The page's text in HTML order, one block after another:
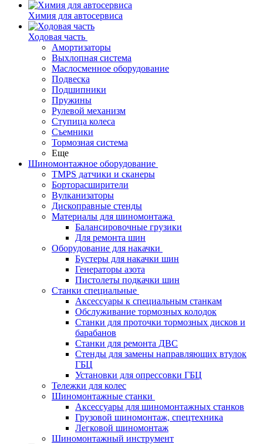
Химия для автосервиса
Ходовая часть
Амортизаторы
Выхлопная система
Маслосменное оборудование
Подвеска
Подшипники
Пружины
Рулевой механизм
Ступица колеса
Съемники
Тормозная система
Еще
Шиномонтажное оборудование
TMPS датчики и сканеры
Борторасширители
Вулканизаторы
Дископравные стенды
Материалы для шиномонтажа
Балансировочные грузики
Для ремонта шин
Оборудование для накачки
Бустеры для накачки шин
Генераторы азота
Пистолеты подкачки шин
Станки специальные
Аксессуары к специальным станкам
Обслуживание тормозных колодок
Станки для проточки тормозных дисков и
барабанов
Станки для ремонта ДВС
Стенды для замены направляющих втулок
ГБЦ
Установки для опрессовки ГБЦ
Тележки для колес
Шиномонтажные станки
Аксессуары для шиномонтажных станков
Грузовой шиномонтаж, спецтехника
Легковой шиномонтаж
Шиномонтажный инструмент